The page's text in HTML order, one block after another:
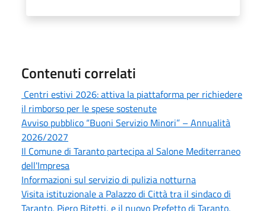
Contenuti correlati
Centri estivi 2026: attiva la piattaforma per richiedere
il rimborso per le spese sostenute
Avviso pubblico “Buoni Servizio Minori” – Annualità
2026/2027
Il Comune di Taranto partecipa al Salone Mediterraneo
dell'Impresa
Informazioni sul servizio di pulizia notturna
Visita istituzionale a Palazzo di Città tra il sindaco di
Taranto, Piero Bitetti, e il nuovo Prefetto di Taranto,